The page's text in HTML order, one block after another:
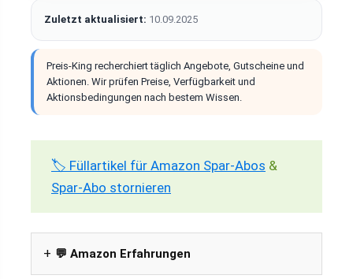
Zuletzt aktualisiert: 10.09.2025
Preis-King recherchiert täglich Angebote, Gutscheine und
Aktionen. Wir prüfen Preise, Verfügbarkeit und
Aktionsbedingungen nach bestem Wissen.
🏷️ Füllartikel für Amazon Spar-Abos &
Spar-Abo stornieren
💬 Amazon Erfahrungen